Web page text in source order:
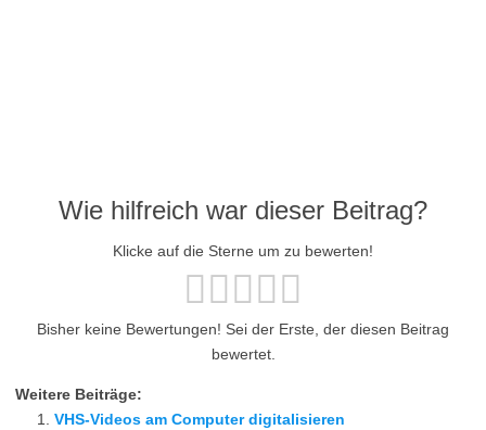
Wie hilfreich war dieser Beitrag?
Klicke auf die Sterne um zu bewerten!
Bisher keine Bewertungen! Sei der Erste, der diesen Beitrag
bewertet.
Weitere Beiträge:
VHS-Videos am Computer digitalisieren